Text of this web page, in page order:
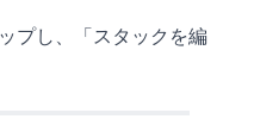
プし、「スタックを編